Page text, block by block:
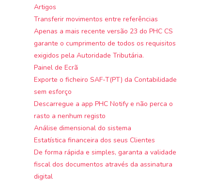
Artigos
Transferir movimentos entre referências
Apenas a mais recente versão 23 do PHC CS
garante o cumprimento de todos os requisitos
exigidos pela Autoridade Tributária.
Painel de Ecrã
Exporte o ficheiro SAF-T(PT) da Contabilidade
sem esforço
Descarregue a app PHC Notify e não perca o
rasto a nenhum registo
Análise dimensional do sistema
Estatística financeira dos seus Clientes
De forma rápida e simples, garanta a validade
fiscal dos documentos através da assinatura
digital